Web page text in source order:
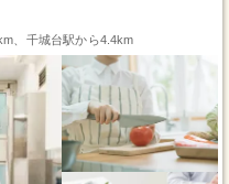
、千城台駅から4.4km